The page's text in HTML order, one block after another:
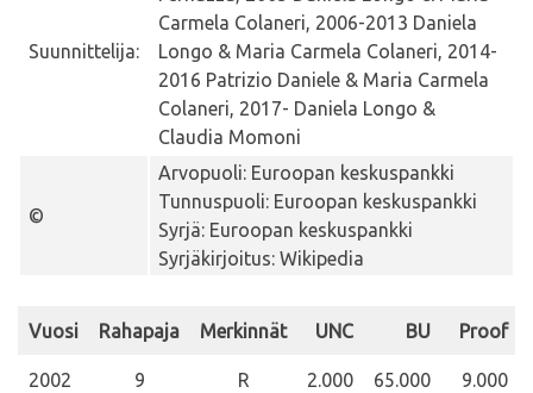
Suunnittelija:
Carmela Colaneri, 2006-2013 Daniela
Longo & Maria Carmela Colaneri, 2014-
2016 Patrizio Daniele & Maria Carmela
Colaneri, 2017- Daniela Longo &
Claudia Momoni
©
Arvopuoli: Euroopan keskuspankki
Tunnuspuoli: Euroopan keskuspankki
Syrjä: Euroopan keskuspankki
Syrjäkirjoitus: Wikipedia
Vuosi Rahapaja Merkinnät UNC BU Proof
2002 9 R 2.000 65.000 9.000